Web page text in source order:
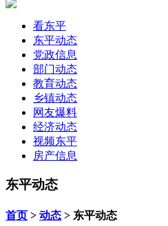
看东平
东平动态
党政信息
部门动态
教育动态
乡镇动态
网友爆料
经济动态
视频东平
房产信息
东平动态
首页 > 动态 > 东平动态